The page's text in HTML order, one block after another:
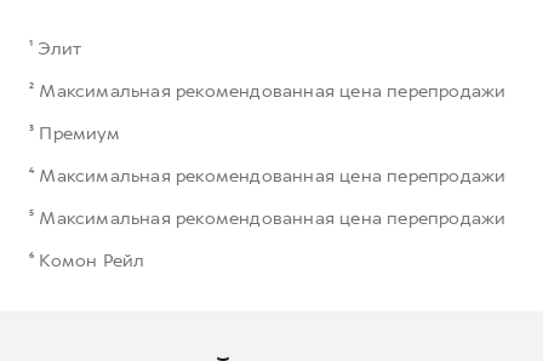
¹ Элит
² Максимальная рекомендованная цена перепродажи
³ Премиум
⁴ Максимальная рекомендованная цена перепродажи
⁵ Максимальная рекомендованная цена перепродажи
⁶ Комон Рейл